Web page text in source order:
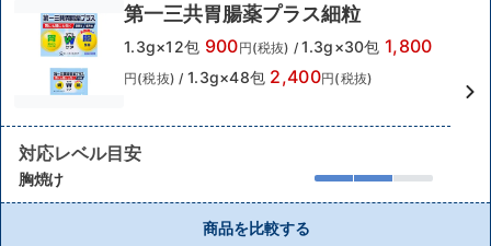
第一三共胃腸薬プラス細粒
1.3g×12包 900円(税抜) / 1.3g×30包 1,800
円(税抜) / 1.3g×48包 2,400円(税抜)
対応レベル目安
胸焼け
商品を比較する